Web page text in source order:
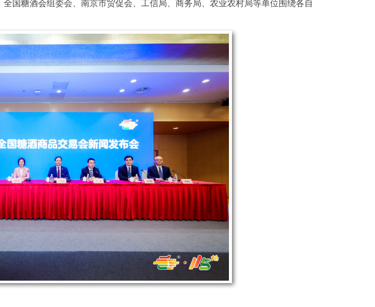
全国糖酒会组委会、南京市贸促会、工信局、商务局、农业农村局等单位围绕各自